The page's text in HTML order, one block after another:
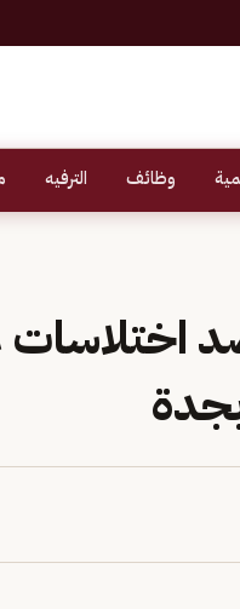
وظائف الترفيه
اختلاسات